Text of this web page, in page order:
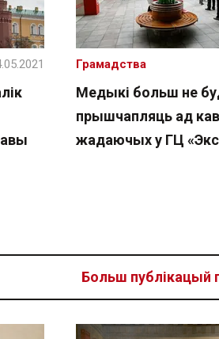
Медыкі больш не
прышчапляць ад
жадаючых у ГЦ
Грамадства
Больш публікацый